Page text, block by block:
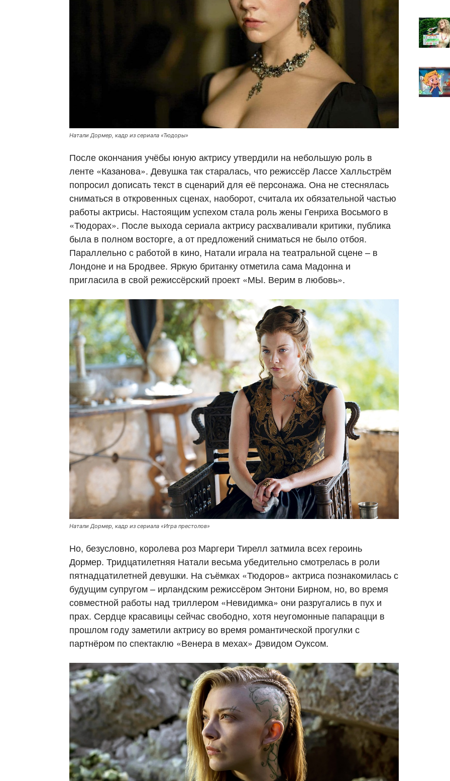
Натали Дормер, кадр из сериала «Тюдоры»
После окончания учёбы юную актрису утвердили на небольшую роль в
ленте «Казанова». Девушка так старалась, что режиссёр Лассе Халльстрём
попросил дописать текст в сценарий для её персонажа. Она не стеснялась
сниматься в откровенных сценах, наоборот, считала их обязательной частью
работы актрисы. Настоящим успехом стала роль жены Генриха Восьмого в
«Тюдорах». После выхода сериала актрису расхваливали критики, публика
была в полном восторге, а от предложений сниматься не было отбоя.
Параллельно с работой в кино, Натали играла на театральной сцене – в
Лондоне и на Бродвее. Яркую британку отметила сама Мадонна и
пригласила в свой режиссёрский проект «МЫ. Верим в любовь».
Натали Дормер, кадр из сериала «Игра престолов»
Но, безусловно, королева роз Маргери Тирелл затмила всех героинь
Дормер. Тридцатилетняя Натали весьма убедительно смотрелась в роли
пятнадцатилетней девушки. На съёмках «Тюдоров» актриса познакомилась с
будущим супругом – ирландским режиссёром Энтони Бирном, но, во время
совместной работы над триллером «Невидимка» они разругались в пух и
прах. Сердце красавицы сейчас свободно, хотя неугомонные папарацци в
прошлом году заметили актрису во время романтической прогулки с
партнёром по спектаклю «Венера в мехах» Дэвидом Оуксом.